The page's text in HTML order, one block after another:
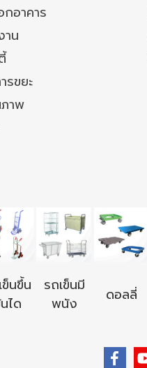
อาคาร
น
ขยะ
าพ
ข็นขึ้น
ได
รถเข็นมี
พนัง
ดอลลี่